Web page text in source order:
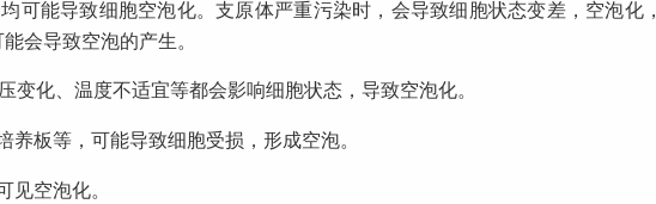
可能导致细胞空泡化。支原体严重污染时，会导致细胞状态变差，空泡化，
会导致空泡的产生。
变化、温度不适宜等都会影响细胞状态，导致空泡化。
板等，可能导致细胞受损，形成空泡。
见空泡化。